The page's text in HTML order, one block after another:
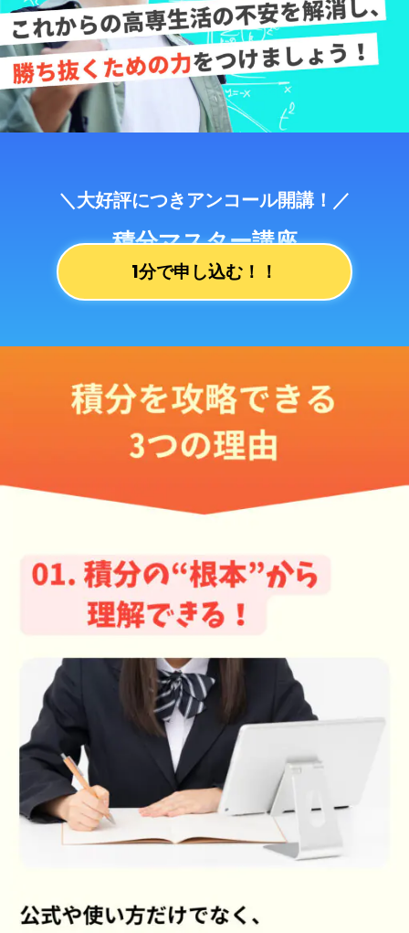
＼大好評につきアンコール開講！／
積分マスター講座
1分で申し込む！！